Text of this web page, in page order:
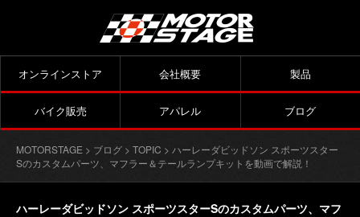
オンラインストア 会社概要 製品
バイク販売 アパレル ブログ
MOTORSTAGE > ブログ > TOPIC > ハーレーダビッドソン スポーツスター
Sのカスタムパーツ、マフラー＆テールランプキットを動画で解説！
ハーレーダビッドソン スポーツスターSのカスタムパーツ、マフ